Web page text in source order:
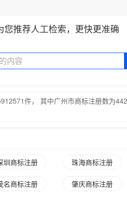
推荐人工检索，更快更准确
件， 其中广州市商标注册数为
圳商标注册 珠海商标注册
名商标注册 肇庆商标注册